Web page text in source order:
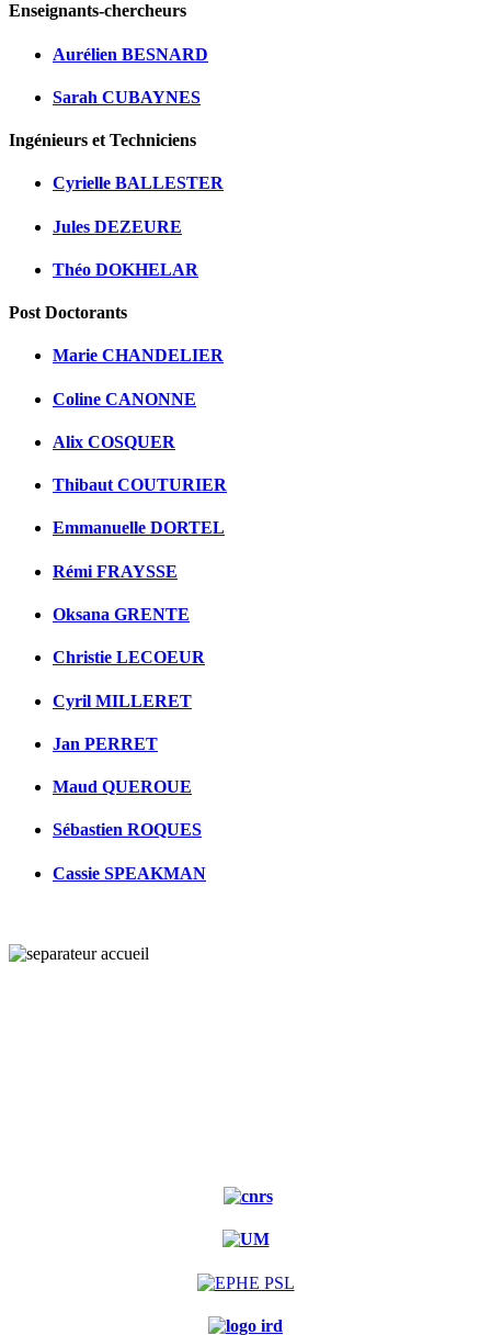
Enseignants-chercheurs
Aurélien BESNARD
Sarah CUBAYNES
Ingénieurs et Techniciens
Cyrielle BALLESTER
Jules DEZEURE
Théo DOKHELAR
Post Doctorants
Marie CHANDELIER
Coline CANONNE
Alix COSQUER
Thibaut COUTURIER
Emmanuelle DORTEL
Rémi FRAYSSE
Oksana GRENTE
Christie LECOEUR
Cyril MILLERET
Jan PERRET
Maud QUEROUE
Sébastien ROQUES
Cassie SPEAKMAN